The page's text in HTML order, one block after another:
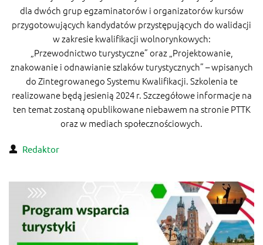
dla dwóch grup egzaminatorów i organizatorów kursów
przygotowujących kandydatów przystępujących do walidacji
w zakresie kwalifikacji wolnorynkowych:
„Przewodnictwo turystyczne” oraz „Projektowanie,
znakowanie i odnawianie szlaków turystycznych” – wpisanych
do Zintegrowanego Systemu Kwalifikacji. Szkolenia te
realizowane będą jesienią 2024 r. Szczegółowe informacje na
ten temat zostaną opublikowane niebawem na stronie PTTK
oraz w mediach społecznościowych.
Redaktor